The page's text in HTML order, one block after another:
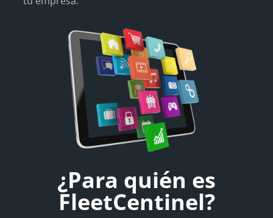
¿Para quién es
FleetCentinel?